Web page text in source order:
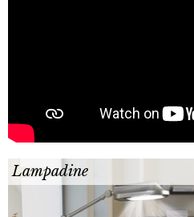
Lampadine